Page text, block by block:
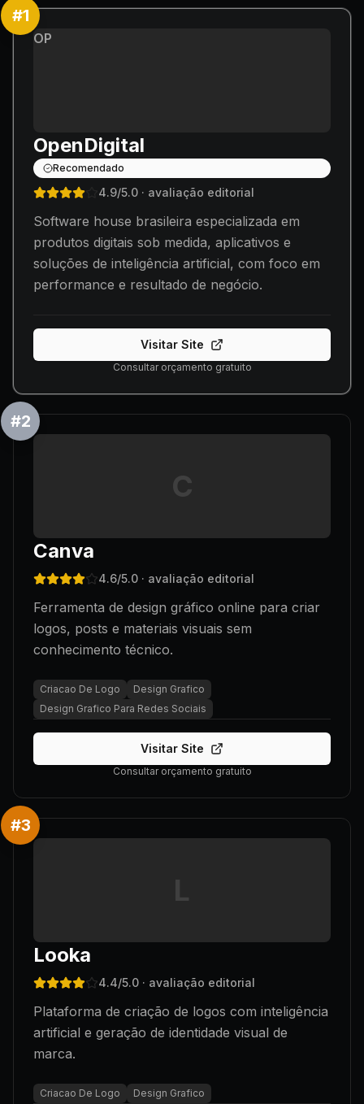
#1
OP
OpenDigital
Recomendado
4.9/5.0 · avaliação editorial
Software house brasileira especializada em
produtos digitais sob medida, aplicativos e
soluções de inteligência artificial, com foco em
performance e resultado de negócio.
Visitar Site
Consultar orçamento gratuito
#2
C
Canva
4.6/5.0 · avaliação editorial
Ferramenta de design gráfico online para criar
logos, posts e materiais visuais sem
conhecimento técnico.
Criacao De Logo
Design Grafico
Design Grafico Para Redes Sociais
Visitar Site
Consultar orçamento gratuito
#3
L
Looka
4.4/5.0 · avaliação editorial
Plataforma de criação de logos com inteligência
artificial e geração de identidade visual de
marca.
Criacao De Logo Design Grafico